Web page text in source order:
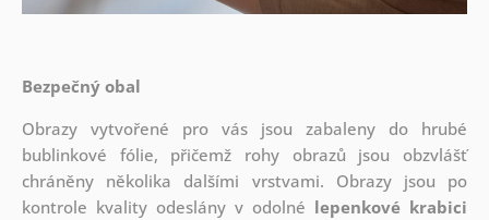
Bezpečný obal
Obrazy vytvořené pro vás jsou zabaleny do hrubé
bublinkové fólie, přičemž rohy obrazů jsou obzvlášť
chráněny několika dalšími vrstvami. Obrazy jsou po
kontrole kvality odeslány v odolné lepenkové krabici